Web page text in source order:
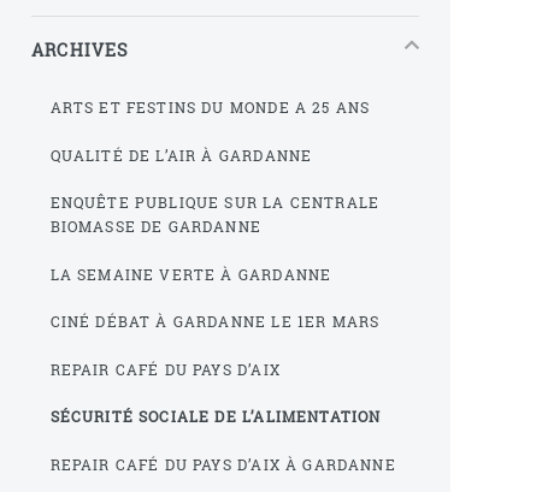
ARCHIVES
ARTS ET FESTINS DU MONDE A 25 ANS
QUALITÉ DE L’AIR À GARDANNE
ENQUÊTE PUBLIQUE SUR LA CENTRALE
BIOMASSE DE GARDANNE
LA SEMAINE VERTE À GARDANNE
CINÉ DÉBAT À GARDANNE LE 1ER MARS
REPAIR CAFÉ DU PAYS D’AIX
SÉCURITÉ SOCIALE DE L’ALIMENTATION
REPAIR CAFÉ DU PAYS D’AIX À GARDANNE